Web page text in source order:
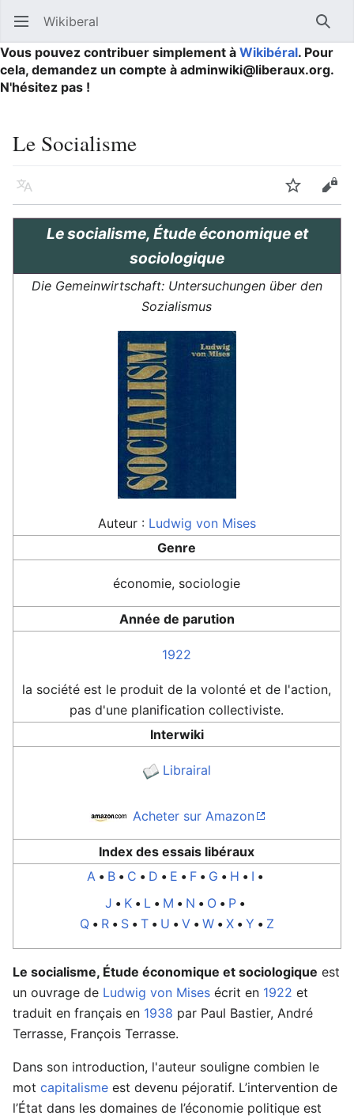
Ouvrir le menu principal Wikiberal
Vous pouvez contribuer simplement à Wikibéral. Pour
cela, demandez un compte à adminwiki@liberaux.org.
N'hésitez pas !
Le Socialisme
Langue Suivre
Le socialisme, Étude économique et
sociologique
Die Gemeinwirtschaft: Untersuchungen über den
Sozialismus
Auteur : Ludwig von Mises
Genre
économie, sociologie
Année de parution
1922
la société est le produit de la volonté et de l'action,
pas d'une planification collectiviste.
Interwiki
Librairal
Acheter sur Amazon
Index des essais libéraux
A • B • C • D • E • F • G • H • I •
J • K • L • M • N • O • P •
Q• R• S• T• U • V• W• X• Y • Z
Le socialisme, Étude économique et sociologique est
un ouvrage de Ludwig von Mises écrit en 1922 et
traduit en français en 1938 par Paul Bastier, André
Terrasse, François Terrasse.
Dans son introduction, l'auteur souligne combien le
mot capitalisme est devenu péjoratif. L’intervention de
l’État dans les domaines de l’économie politique est